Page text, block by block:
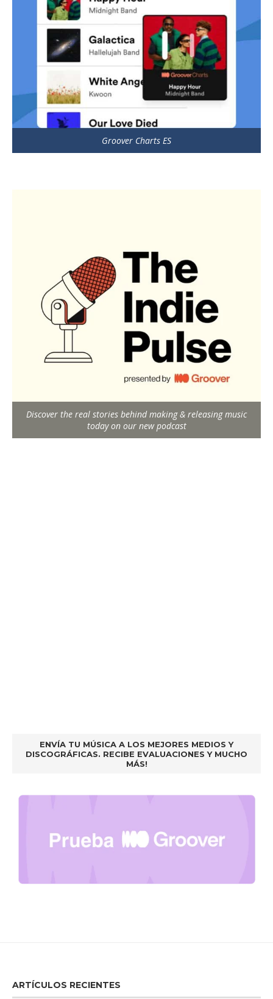
Groover Charts ES
Discover the real stories behind making & releasing music
today on our new podcast
ENVÍA TU MÚSICA A LOS MEJORES MEDIOS Y
DISCOGRÁFICAS. RECIBE EVALUACIONES Y MUCHO
MÁS!
ARTÍCULOS RECIENTES